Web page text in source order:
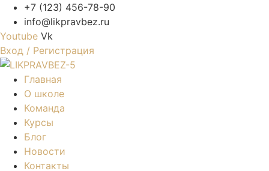
+7 (123) 456-78-90
info@likpravbez.ru
Youtube Vk
Вход / Регистрация
Главная
О школе
Команда
Курсы
Блог
Новости
Контакты